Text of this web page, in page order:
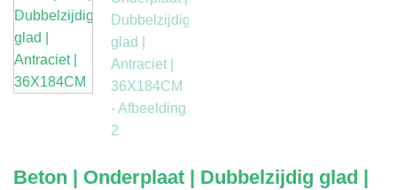
Beton | Onderplaat | Dubbelzijdig glad |